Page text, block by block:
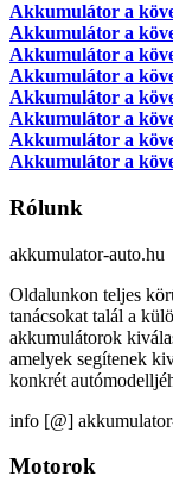
Akkumulátor a
Akkumulátor a
Akkumulátor a
Akkumulátor a
Akkumulátor a
Akkumulátor a
Akkumulátor a
Akkumulátor a
Rólunk
akkumulator-auto.hu
Oldalunkon teljes
tanácsokat talál a
akkumulátorok
amelyek segítenek
konkrét
info [@]
Motorok